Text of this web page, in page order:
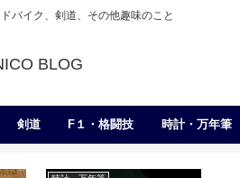
バイク、剣道、その他趣味のこと
BLOG
剣道 F１・格闘技 時計・万年筆